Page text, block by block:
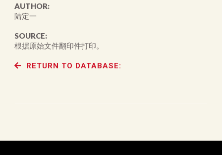
AUTHOR:
陆定一
SOURCE:
根据原始文件翻印件打印。
RETURN TO DATABASE: